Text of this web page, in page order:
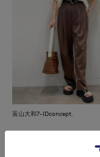
富山大和7-IDconcept.